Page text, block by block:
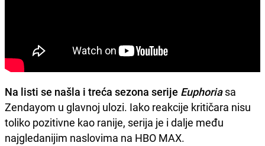
Na listi se našla i treća sezona serije Euphoriasa
Zendayom u glavnoj ulozi. Iako reakcije kritičara nisu
toliko pozitivne kao ranije, serija je i dalje među
najgledanijim naslovima na HBO MAX.